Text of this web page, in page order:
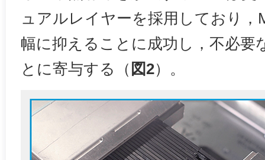
ュアルレイヤーを採用しており，
幅に抑えることに成功し，不必要
とに寄与する（ 図2）。